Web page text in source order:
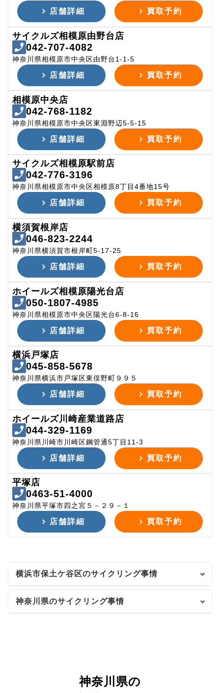
店舗詳細 買取予約
サイクルズ相模原由野台店
042-707-4082
神奈川県相模原市中央区由野台1-1-5
店舗詳細 買取予約
相模原中央店
042-768-1182
神奈川県相模原市中央区東淵野辺5-5-15
店舗詳細 買取予約
サイクルズ相模原駅前店
042-776-3196
神奈川県相模原市中央区相模原8丁目4番地15号
店舗詳細 買取予約
横須賀根岸店
046-823-2244
神奈川県横須賀市根岸町5-17-25
店舗詳細 買取予約
ホイールズ相模原陽光台店
050-1807-4985
神奈川県相模原市中央区陽光台6-8-16
店舗詳細 買取予約
横浜戸塚店
045-858-5678
神奈川県横浜市戸塚区東俣野町９９５
店舗詳細 買取予約
ホイールズ川崎産業道路店
044-329-1169
神奈川県川崎市川崎区鋼管通5丁目11-3
店舗詳細 買取予約
平塚店
0463-51-4000
神奈川県平塚市四之宮５－２９－１
店舗詳細 買取予約
横浜市保土ケ谷区のサイクリング事情
神奈川県のサイクリング事情
神奈川県の